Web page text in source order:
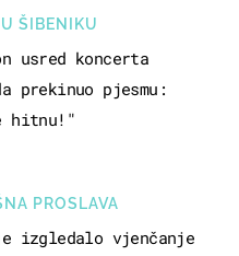
ŠIBENIKU
usred koncerta
prekinuo pjesmu:
hitnu!"
PROSLAVA
izgledalo vjenčanje